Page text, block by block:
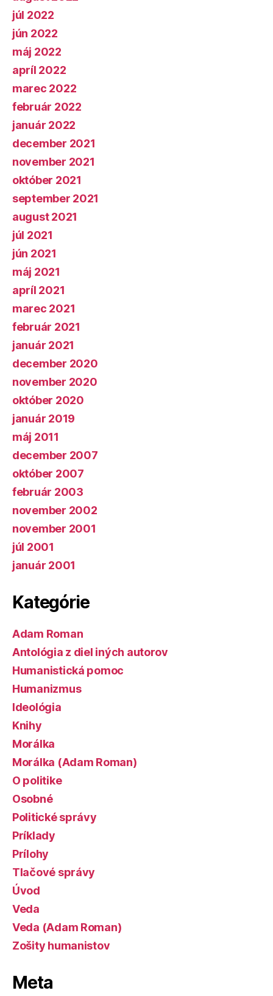
júl 2022
jún 2022
máj 2022
apríl 2022
marec 2022
február 2022
január 2022
december 2021
november 2021
október 2021
september 2021
august 2021
júl 2021
jún 2021
máj 2021
apríl 2021
marec 2021
február 2021
január 2021
december 2020
november 2020
október 2020
január 2019
máj 2011
december 2007
október 2007
február 2003
november 2002
november 2001
júl 2001
január 2001
Kategórie
Adam Roman
Antológia z diel iných autorov
Humanistická pomoc
Humanizmus
Ideológia
Knihy
Morálka
Morálka (Adam Roman)
O politike
Osobné
Politické správy
Príklady
Prílohy
Tlačové správy
Úvod
Veda
Veda (Adam Roman)
Zošity humanistov
Meta